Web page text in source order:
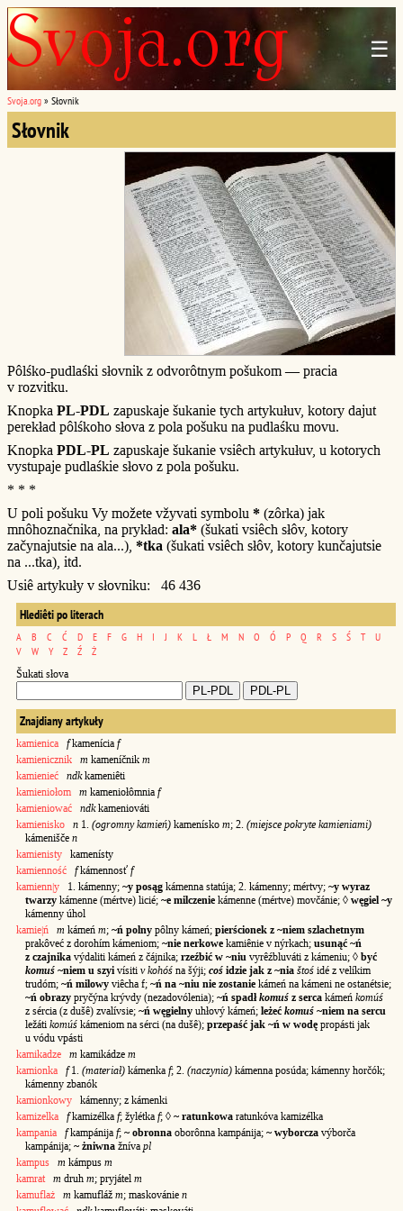
☰
Svoja.org » Słovnik
Słovnik
Pôlśko-pudlaśki słovnik z odvorôtnym pošukom — pracia
v rozvitku.
Knopka PL-PDL zapuskaje šukanie tych artykułuv, kotory dajut
perekład pôlśkoho słova z pola pošuku na pudlaśku movu.
Knopka PDL-PL zapuskaje šukanie vsiêch artykułuv, u kotorych
vystupaje pudlaśkie słovo z pola pošuku.
* * *
U poli pošuku Vy možete vžyvati symbolu * (zôrka) jak
mnôhoznačnika, na prykład: ala* (šukati vsiêch słôv, kotory
začynajutsie na ala...), *tka (šukati vsiêch słôv, kotory kunčajutsie
na ...tka), itd.
Usiê artykuły v słovniku: 46 436
Hlediêti po literach
A B C Ć D E F G H I J K L Ł M N O Ó P Q R S Ś T
U
V
W Y Z Ź Ż
Šukati słova
Znajdiany artykuły
kamienica fkamenícia f
kamienicznik
m kameníčnik m
kamienieć
ndkkameniêti
kamieniołom
m kameniołômnia f
kamieniować
ndkkameniováti
kamienisko
n 1. (ogromny kamień) kamenísko m; 2. (miejsce pokryte kamieniami)
kámenišče n
kamienisty kamenísty
kamienność
fkámennosť f
kamienn|y 1. kámenny; ~y posąg kámenna statúja; 2. kámenny; mértvy; ~y wyraz
twarzy kámenne (mértve) licié; ~e milczenie kámenne (mértve) movčánie; ◊ węgiel ~y
kámenny úhol
kamie|ń
m kámeń m; ~ń polny pôlny kámeń; pierścionek z ~niem szlachetnym
prakôveć z dorohím kámeniom; ~nie nerkowe kamiênie v nýrkach; usunąć ~ń
z czajnika výdaliti kámeń z čájnika; rzeźbić w ~niu vyrêźbluváti z kámeniu; ◊ być
komuś ~niem u szyi vísiti v kohóś na šýji; coś idzie jak z ~nia štoś idé z velíkim
trudóm; ~ń milowy viêcha f; ~ń na ~niu nie zostanie kámeń na kámeni ne ostanétsie;
~ń obrazy pryčýna krývdy (nezadovólenia); ~ń spadłkomuś z serca kámeń komúś
z sércia (z dušê) zvalívsie; ~ń węgielny uhłový kámeń; leżeć komuś ~niem na sercu
ležáti komúś kámeniom na sérci (na dušê); przepaść jak ~ń w wodę propásti jak
u vódu vpásti
kamikadze
m kamikádze m
kamionka
f1. (materiał) kámenka f; 2. (naczynia) kámenna posúda; kámenny horčók;
kámenny zbanók
kamionkowy kámenny; z kámenki
kamizelka
fkamizélka f; žylétka f; ◊ ~ ratunkowa ratunkóva kamizélka
kampania
fkampánija f; ~ obronna oborônna kampánija; ~ wyborcza výborča
kampánija; ~ żniwna žníva pl
kampus
m kámpus m
kamrat
m druh m; pryjátel m
kamuflaż
m kamufláž m; maskovánie n